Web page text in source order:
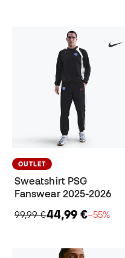
OUTLET
Sweatshirt PSG
Fanswear 2025-2026
99,99 €44,99 €−55%